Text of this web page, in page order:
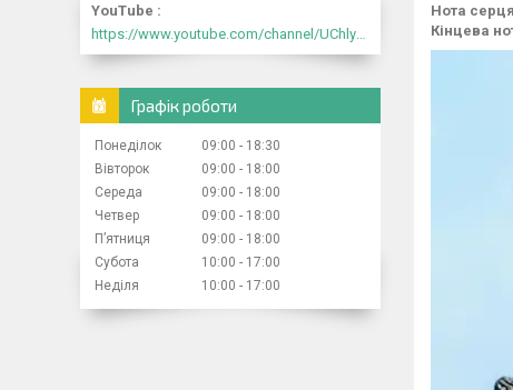
Нота
Кінцева
YouTube
https://www.youtube.com/channel/UChlyrHV155UsxbND9N3hYJA
Графік роботи
Понеділок 09:00
18:30
Вівторок
09:00
18:00
Середа
09:00
18:00
Четвер
09:00
18:00
Пʼятниця
09:00
18:00
Субота
10:00
17:00
Неділя
10:00 17:00